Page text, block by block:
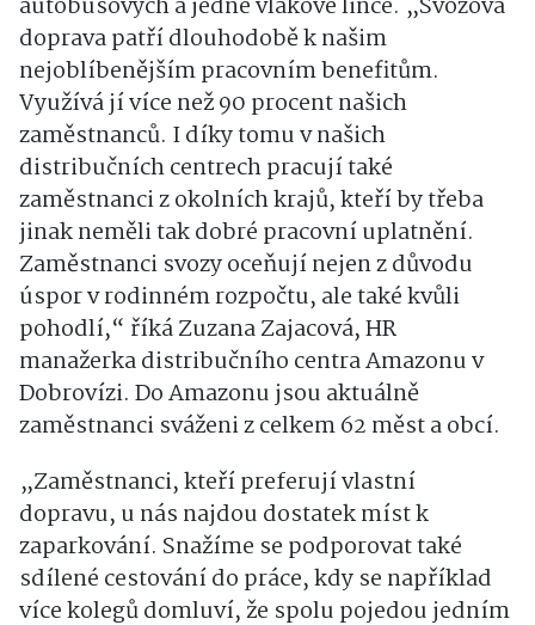
autobusových a jedné vlakové lince. „Svozová
doprava patří dlouhodobě k našim
nejoblíbenějším pracovním benefitům.
Využívá jí více než 90 procent našich
zaměstnanců. I díky tomu v našich
distribučních centrech pracují také
zaměstnanci z okolních krajů, kteří by třeba
jinak neměli tak dobré pracovní uplatnění.
Zaměstnanci svozy oceňují nejen z důvodu
úspor v rodinném rozpočtu, ale také kvůli
pohodlí,“ říká Zuzana Zajacová, HR
manažerka distribučního centra Amazonu v
Dobrovízi. Do Amazonu jsou aktuálně
zaměstnanci sváženi z celkem 62 měst a obcí.
„Zaměstnanci, kteří preferují vlastní
dopravu, u nás najdou dostatek míst k
zaparkování. Snažíme se podporovat také
sdílené cestování do práce, kdy se například
více kolegů domluví, že spolu pojedou jedním